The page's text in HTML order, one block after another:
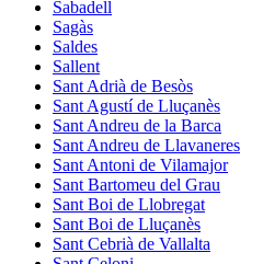
Sabadell
Sagàs
Saldes
Sallent
Sant Adrià de Besòs
Sant Agustí de Lluçanès
Sant Andreu de la Barca
Sant Andreu de Llavaneres
Sant Antoni de Vilamajor
Sant Bartomeu del Grau
Sant Boi de Llobregat
Sant Boi de Lluçanès
Sant Cebrià de Vallalta